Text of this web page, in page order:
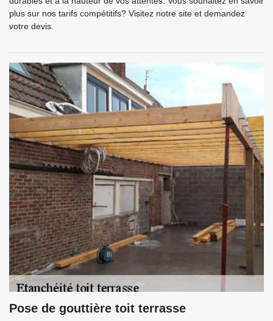
plus sur nos tarifs compétitifs? Visitez notre site et demandez
votre devis.
Pose de gouttière toit terrasse